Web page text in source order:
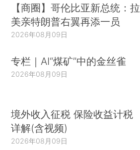
【商圈】哥伦比亚新总统：拉
美亲特朗普右翼再添一员
2026年08月09日
专栏｜AI“煤矿”中的金丝雀
2026年08月09日
境外收入征税 保险收益计税
详解(含视频)
2026年08月09日